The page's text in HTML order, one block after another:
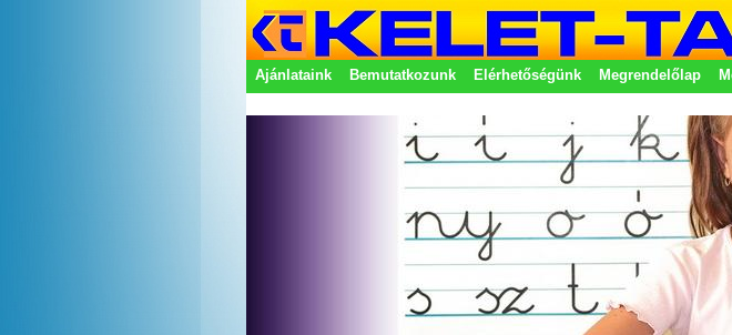
Ajánlataink Bemutatkozunk Elérhetőségünk Megrendelőlap